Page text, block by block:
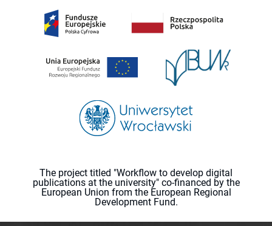
The project titled "Workflow to develop digital
publications at the university" co-financed by the
European Union from the European Regional
Development Fund.